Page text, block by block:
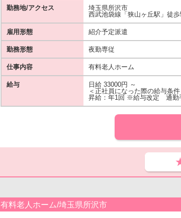
勤務地/アクセス
埼玉県所沢市
西武池袋線「狭山ヶ丘駅」徒歩
雇用形態 紹介予定派遣
勤務形態 夜勤専従
仕事内容 有料老人ホーム
給与
日給 33000円 ～
＜正社員になった際の給与条
昇給：年1回 ※給与改定 通勤
有料老人ホーム/埼玉県所沢市